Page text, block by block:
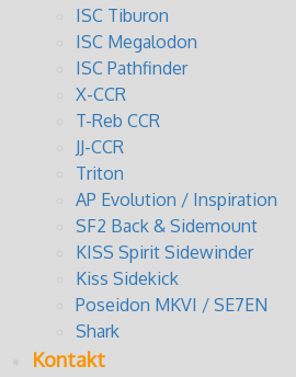
ISC Tiburon
ISC Megalodon
ISC Pathfinder
X-CCR
T-Reb CCR
JJ-CCR
Triton
AP Evolution / Inspiration
SF2 Back & Sidemount
KISS Spirit Sidewinder
Kiss Sidekick
Poseidon MKVI / SE7EN
Shark
Kontakt